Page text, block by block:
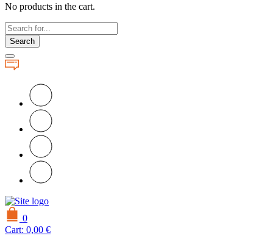
No products in the cart.
Search
0
Cart: 0,00 €